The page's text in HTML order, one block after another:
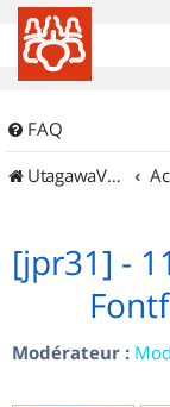
FAQ
UtagawaVTT (Randos VTT et VTTAE avec traces GPS)
[jpr31] -
Modérateur :